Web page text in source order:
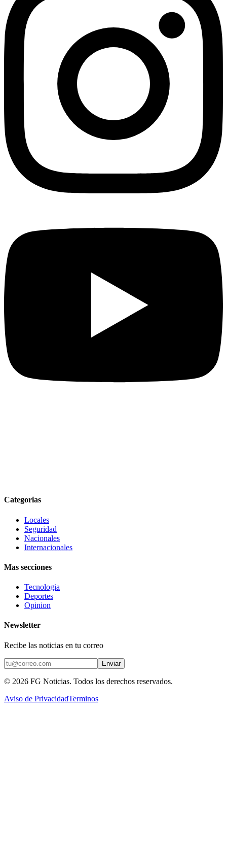
Categorias
Locales
Seguridad
Nacionales
Internacionales
Mas secciones
Tecnologia
Deportes
Opinion
Newsletter
Recibe las noticias en tu correo
Enviar
© 2026 FG Noticias. Todos los derechos reservados.
Aviso de PrivacidadTerminos